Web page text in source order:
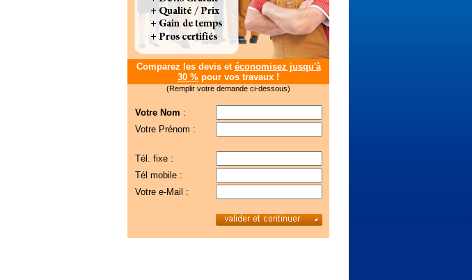
Comparez les devis et économisez jusqu'à
30 % pour vos travaux !
(Remplir votre demande ci-dessous)
Votre Nom :
Votre Prénom :
Tél. fixe :
Tél mobile :
Votre e-Mail :